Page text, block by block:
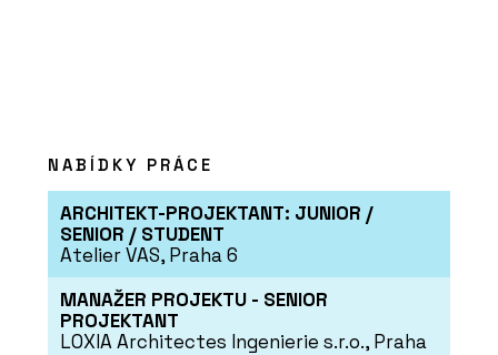
PRODUKTY
Posuvné dveře a bezobložková
pouzdra BELPORT - Dorsis
NABÍDKY PRÁCE
ARCHITEKT-PROJEKTANT: JUNIOR /
SENIOR / STUDENT
Atelier VAS, Praha 6
MANAŽER PROJEKTU - SENIOR
PROJEKTANT
LOXIA Architectes Ingenierie s.r.o., Praha